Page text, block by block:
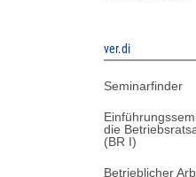
ver.di
Seminarfinder
die
(BR I)
Betrieblicher